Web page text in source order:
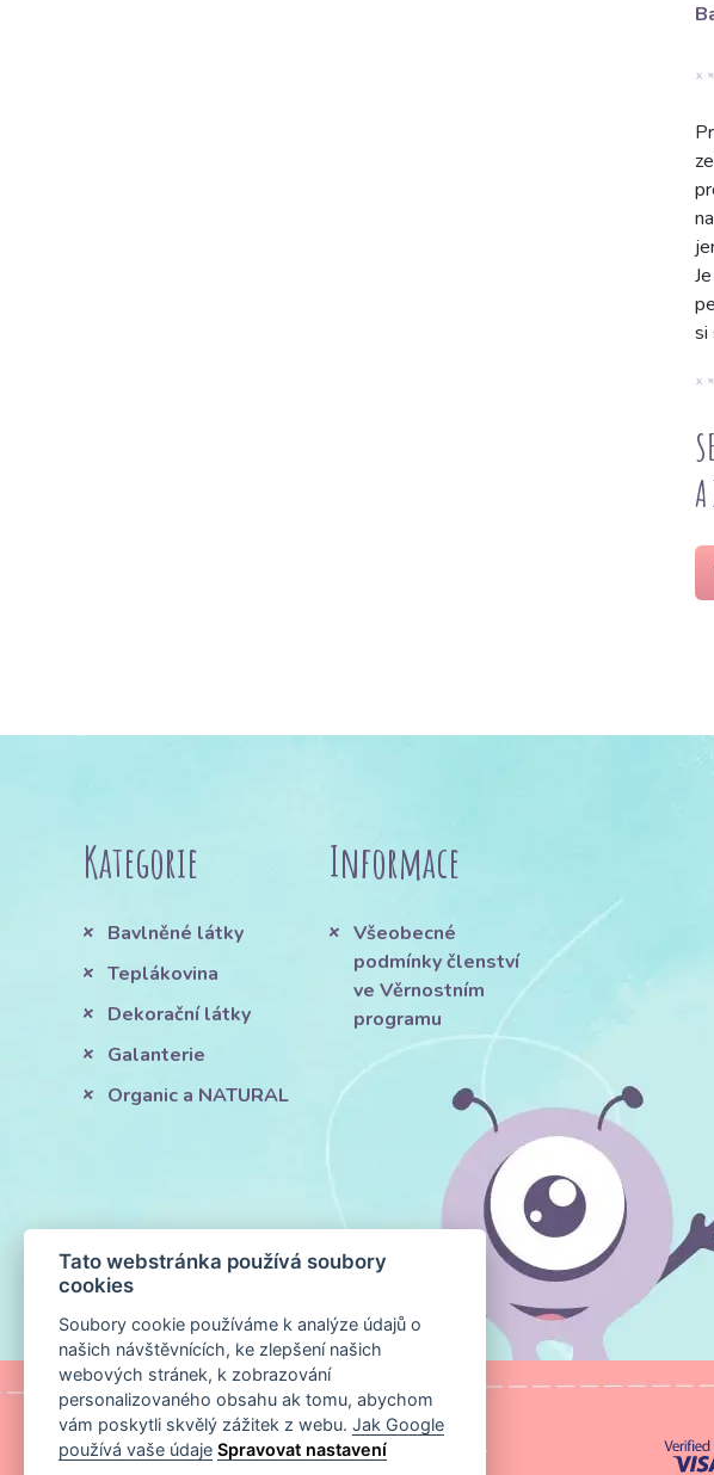
si
Kategorie
Bavlněné látky
Teplákovina
Dekorační látky
Galanterie
Organic a NATURAL
Informace
Všeobecné
podmínky členství
ve Věrnostním
programu
MAPA STRÁNKY | KONTAKT
Tato webstránka používá soubory
cookies
Soubory cookie používáme k analýze údajů o
našich návštěvnících, ke zlepšení našich
webových stránek, k zobrazování
personalizovaného obsahu ak tomu, abychom
vám poskytli skvělý zážitek z webu. Jak Google
používá vaše údaje Spravovat nastavení